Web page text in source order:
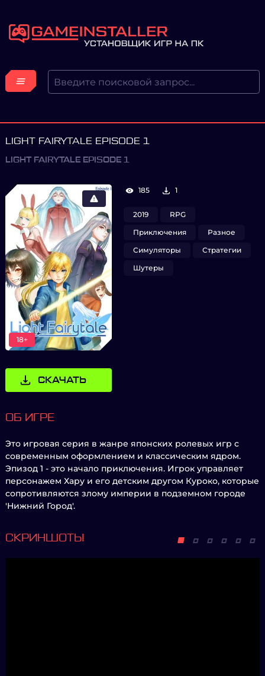
LIGHT FAIRYTALE EPISODE 1
LIGHT FAIRYTALE EPISODE 1
18+
СКАЧАТЬ
185 1
2019
RPG
Приключения
Разное
Симуляторы
Стратегии
Шутеры
ОБ ИГРЕ
Это игровая серия в жанре японских ролевых игр с
современным оформлением и классическим ядром.
Эпизод 1 - это начало приключения. Игрок управляет
персонажем Хару и его детским другом Куроко, которые
сопротивляются злому империи в подземном городе
'Нижний Город'.
СКРИНШОТЫ